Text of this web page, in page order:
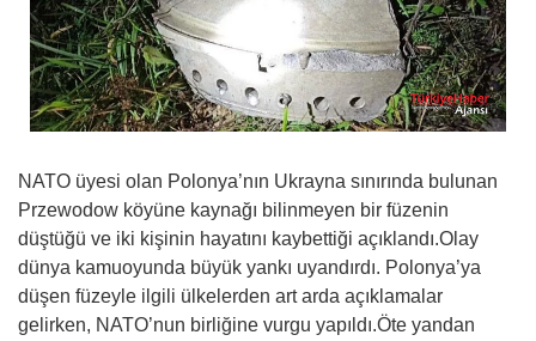
NATO üyesi olan Polonya’nın Ukrayna sınırında bulunan
Przewodow köyüne kaynağı bilinmeyen bir füzenin
düştüğü ve iki kişinin hayatını kaybettiği açıklandı.Olay
dünya kamuoyunda büyük yankı uyandırdı. Polonya’ya
düşen füzeyle ilgili ülkelerden art arda açıklamalar
gelirken, NATO’nun birliğine vurgu yapıldı.Öte yandan